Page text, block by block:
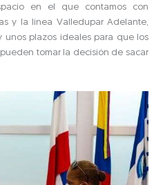
en el que contamos con
y la línea Valledupar Adelante,
unos plazos ideales para que los
tomar la decisión de sacar